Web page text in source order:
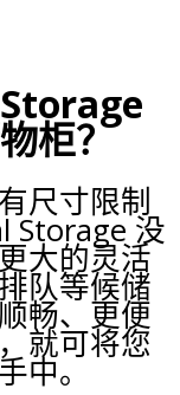
柜？
尺寸限制
Storage 没
大的灵活
队等候储
畅、更便
就可将您
中。